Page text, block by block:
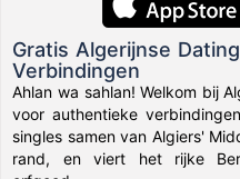
Gratis Algerijnse
Verbindingen
Ahlan wa sahlan! Welkom bij
voor authentieke
singles samen van Algiers'
rand, en viert het rijke